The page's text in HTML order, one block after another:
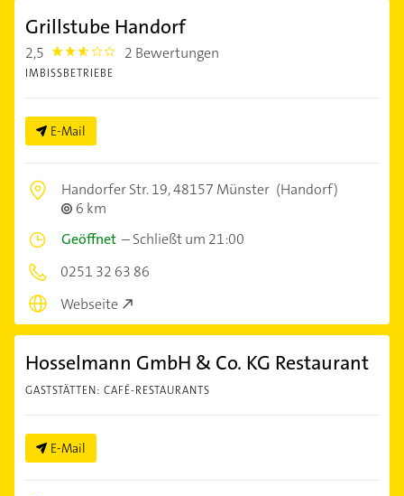
Grillstube Handorf
2,5 2.5 2 Bewertungen
IMBISSBETRIEBE
E-Mail
Handorfer Str. 19,48157 Münster (Handorf)
6 km
Geöffnet –Schließt um 21:00
0251 32 63 86
Webseite
Hosselmann GmbH & Co. KG Restaurant
GASTSTÄTTEN: CAFÉ-RESTAURANTS
E-Mail